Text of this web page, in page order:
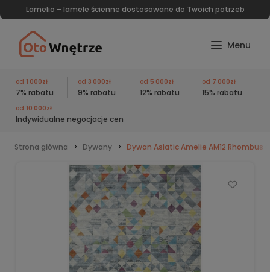
Lamelio – lamele ścienne dostosowane do Twoich potrzeb
od 1 000zł
7% rabatu
od 3 000zł
9% rabatu
od 5 000zł
12% rabatu
od 7 000zł
15% rabatu
od 10 000zł
Indywidualne negocjacje cen
Strona główna Dywany Dywan Asiatic Amelie AM12 Rhombus